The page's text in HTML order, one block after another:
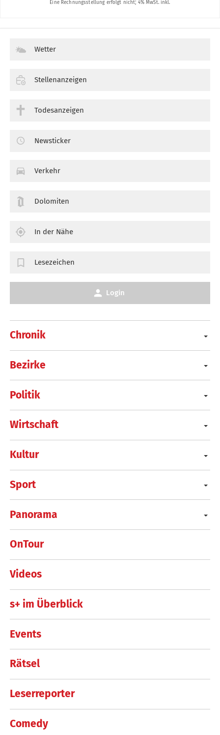
Chronik
Bezirke
Politik
Wirtschaft
Kultur
Sport
Panorama
OnTour
Videos
s+ im Überblick
Events
Rätsel
Leserreporter
Comedy
Wetter
Stellenanzeigen
Todesanzeigen
Newsticker
Verkehr
Dolomiten
In der Nähe
Lesezeichen
Login